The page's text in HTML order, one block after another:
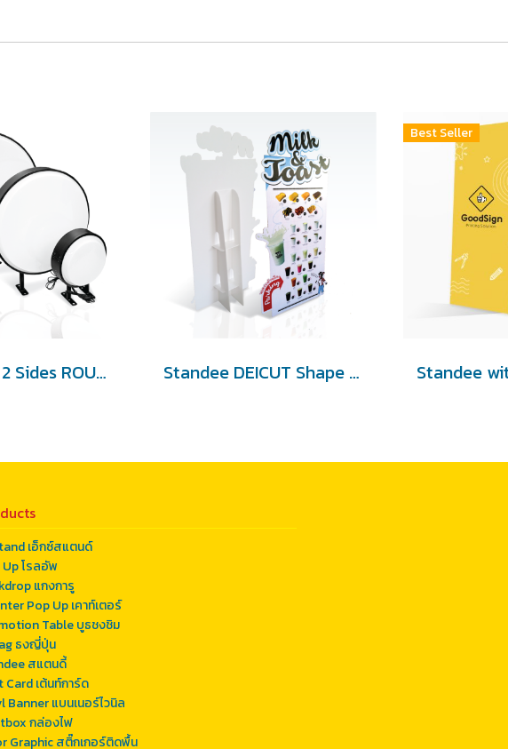
LightBoxes 2 Sides ROUND Standee DEICUT Shape with "butterfly" stand
Best Seller
เอ็กซ์สแตนด์
โรลอัพ
แกงการู
Pop Up เคาท์เตอร์
Table บูธชงชิม
ธงญี่ปุ่น
สแตนดี้
Card เต้นท์การ์ด
Banner แบนเนอร์ไวนิล
กล่องไฟ
Graphic สติ๊กเกอร์ติดพื้น